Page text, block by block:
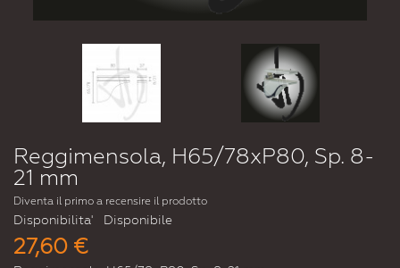
Reggimensola, H65/78xP80, Sp. 8-
21 mm
Diventa il primo a recensire il prodotto
Disponibilita' Disponibile
27,60 €